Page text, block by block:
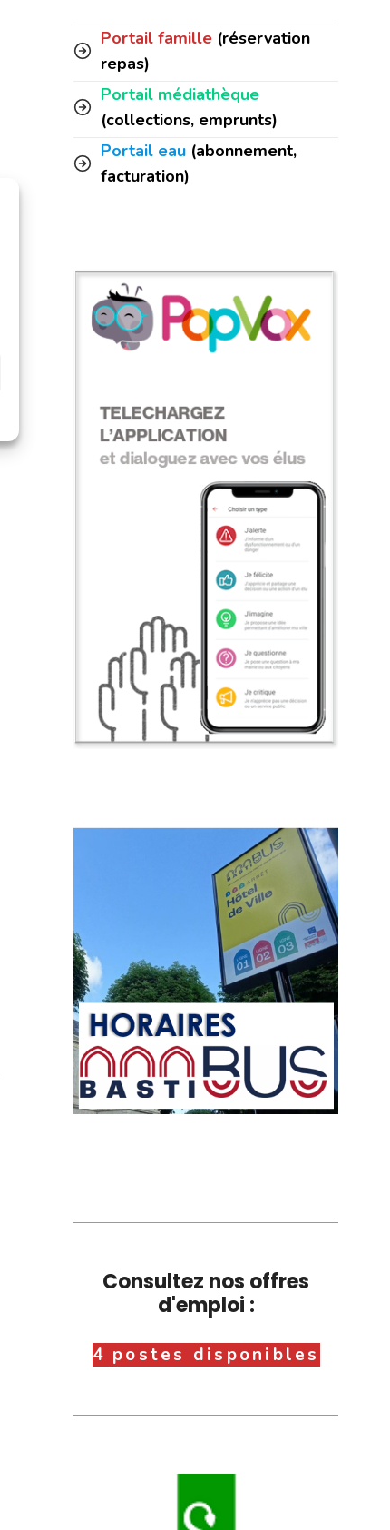
Portail famille (réservation
repas)
Portail médiathèque
(collections, emprunts)
Portail eau (abonnement,
facturation)
Consultez nos offres
d'emploi :
4 postes disponibles